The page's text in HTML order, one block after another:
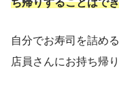
自分でお寿司を詰め
店員さんにお持ち帰